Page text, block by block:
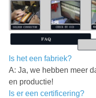
Is het een fabriek?
A: Ja, we hebben meer
en productie!
Is er een certificering?